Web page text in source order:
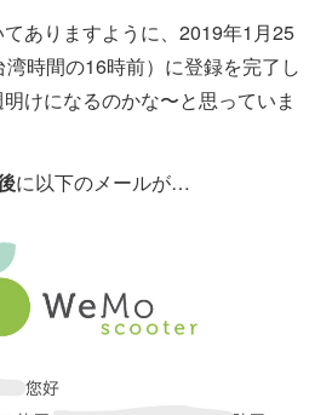
ありますように、2019年1月25
時間の16時前）に登録を完了し
けになるのかな〜と思っていま
に以下のメールが…